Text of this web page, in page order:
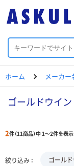
ホーム メーカー
ゴールドウイ
2件（11商品）中 1～2件を表示
絞り込み ゴール